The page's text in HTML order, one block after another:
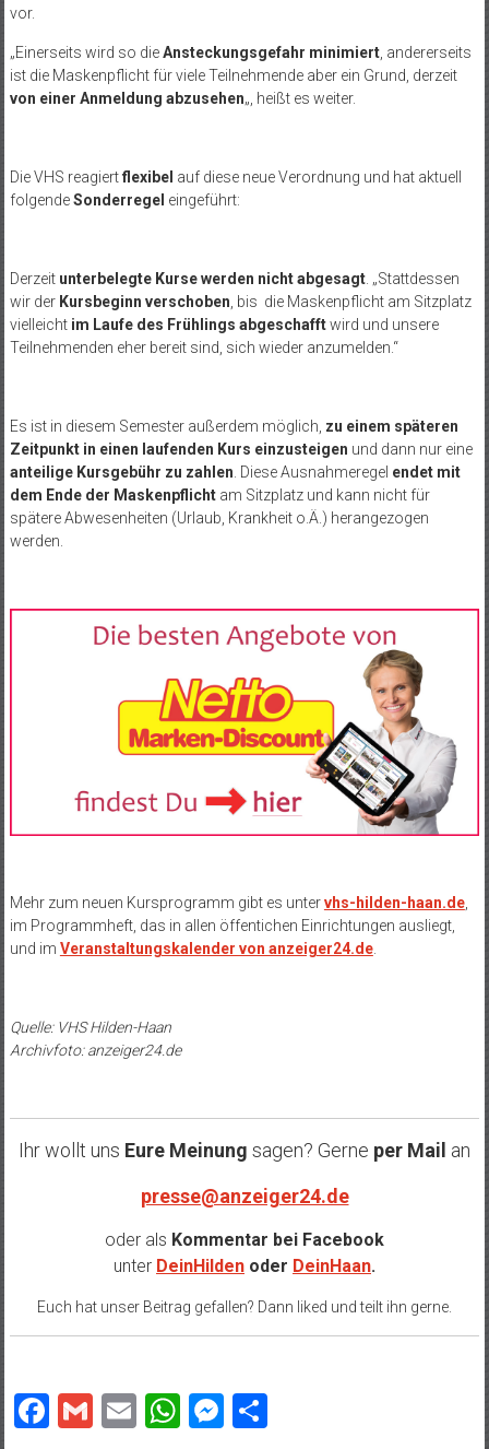
vor.
„Einerseits wird so dieAnsteckungsgefahr minimiert, andererseits
ist die Maskenpflicht für viele Teilnehmende aber ein Grund, derzeit
von einer Anmeldung abzusehen„, heißt es weiter.
Die VHS reagiertflexibel auf diese neue Verordnung und hat aktuell
folgendeSonderregel eingeführt:
Derzeit unterbelegte Kurse werden nicht abgesagt. „Stattdessen
wir der Kursbeginn verschoben , bis die Maskenpflicht am Sitzplatz
vielleicht im Laufe des Frühlings abgeschafftwird und unsere
Teilnehmenden eher bereit sind, sich wieder anzumelden.“
Es ist in diesem Semester außerdem möglich, zu einem späteren
Zeitpunkt in einen laufenden Kurs einzusteigen und dann nur eine
anteilige Kursgebühr zu zahlen . Diese Ausnahmeregel endet mit
dem Ende der Maskenpflichtam Sitzplatz und kann nicht für
spätere Abwesenheiten (Urlaub, Krankheit o.Ä.) herangezogen
werden.
Mehr zum neuen Kursprogramm gibt es untervhs-hilden-haan.de,
im Programmheft, das in allen öffentichen Einrichtungen ausliegt,
und im Veranstaltungskalender von anzeiger24.de.
Quelle: VHS Hilden-Haan
Archivfoto: anzeiger24.de
Ihr wollt uns Eure Meinung sagen? Gerne per Mail an
presse@anzeiger24.de
oder als Kommentar bei Facebook
unter DeinHilden oder DeinHaan.
Euch hat unser Beitrag gefallen? Dann liked und teilt ihn gerne.
Facebook
Gmail
EmailWhatsApp
Messenger
Teilen